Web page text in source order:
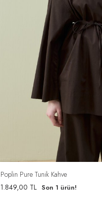
Poplin Pure Tunik Kahve
1.849,00 TL Son 1 ürün!